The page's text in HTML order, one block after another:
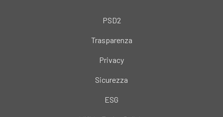
PSD2
Trasparenza
Privacy
Sicurezza
ESG